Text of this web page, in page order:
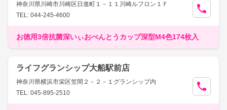
神奈川県川崎市川崎区日進町１－１１川崎ルフロン１Ｆ
TEL: 044-245-4600
お徳用3倍抗菌深いぃおべんとうカップ深型M4色174枚入
ライフグランシップ大船駅前店
神奈川県横浜市栄区笠間２－２－１グランシップ内
TEL: 045-895-2510